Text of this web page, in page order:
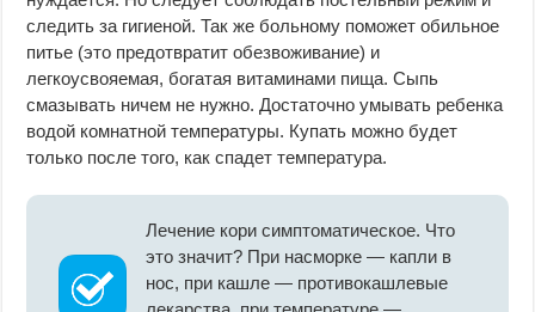
следить за гигиеной. Так же больному поможет обильное
питье (это предотвратит обезвоживание) и
легкоусвояемая, богатая витаминами пища. Сыпь
смазывать ничем не нужно. Достаточно умывать ребенка
водой комнатной температуры. Купать можно будет
только после того, как спадет температура.
Лечение кори симптоматическое. Что
это значит? При насморке — капли в
нос, при кашле — противокашлевые